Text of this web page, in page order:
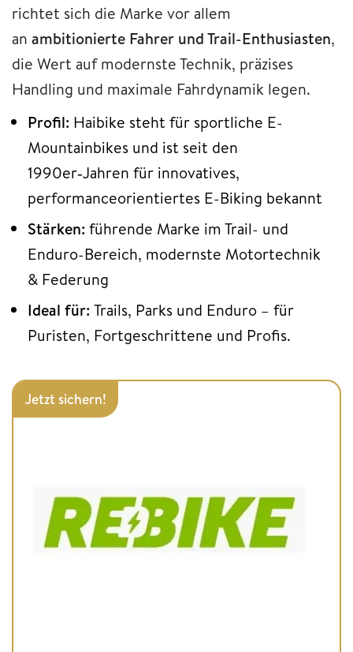
richtet sich die Marke vor allem
an ambitionierte Fahrer und Trail-Enthusiasten,
die Wert auf modernste Technik, präzises
Handling und maximale Fahrdynamik legen.
Profil: Haibike steht für sportliche E-
Mountainbikes und ist seit den
1990er‑Jahren für innovatives,
performanceorientiertes E-Biking bekannt
Stärken: führende Marke im Trail- und
Enduro-Bereich, modernste Motortechnik
& Federung
Ideal für: Trails, Parks und Enduro – für
Puristen, Fortgeschrittene und Profis.
Jetzt sichern!